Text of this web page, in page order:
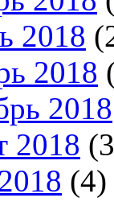
2018
2018
2018
2018
(4)